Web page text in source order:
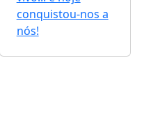
conquistou-nos a
nós!